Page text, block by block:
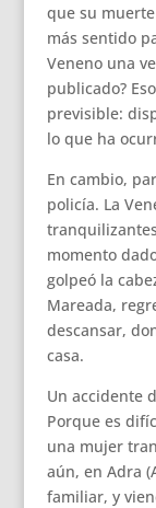
que su
más sentido
Veneno una
publicado?
previsible:
lo que ha
En cambio,
policía. La
momento
golpeó la
Mareada,
descansar,
casa.
Un accidente
Porque es
una mujer
aún, en Adra
familiar, y